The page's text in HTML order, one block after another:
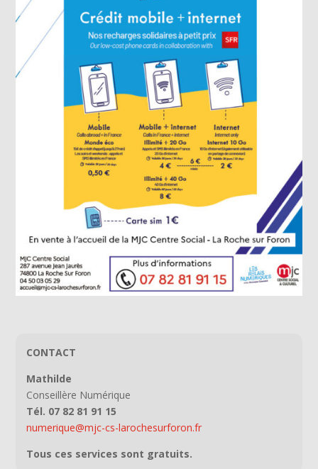
CONTACT
Mathilde
Conseillère Numérique
Tél. 07 82 81 91 15
numerique@mjc-cs-larochesurforon.fr
Tous ces services sont gratuits.